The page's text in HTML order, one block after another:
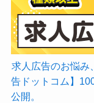
求人広告のお悩み
告ドットコム】
公開。